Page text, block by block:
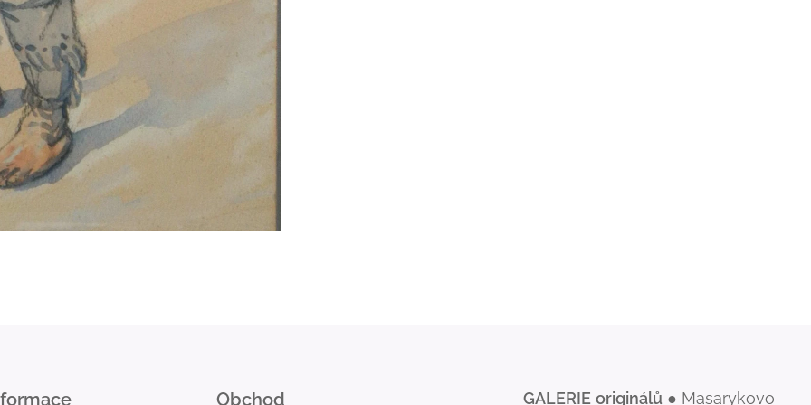
Obchod GALERIE originálů ● Masarykovo